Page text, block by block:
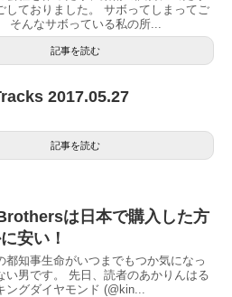
しておりました。 サボってしまってご
そんなサボっている私の所...
記事を読む
2017.05.27
記事を読む
は日本で購入した方
安い！
都知事生命がいつまでもつか気になっ
い男です。 先日、読者のあかりんはる
ングダイヤモンド (@kin...